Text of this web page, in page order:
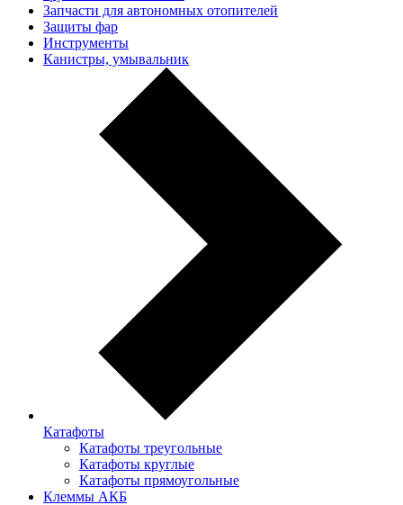
Запчасти для автономных отопителей
Защиты фар
Инструменты
Канистры, умывальник
Катафоты
Катафоты треугольные
Катафоты круглые
Катафоты прямоугольные
Клеммы АКБ